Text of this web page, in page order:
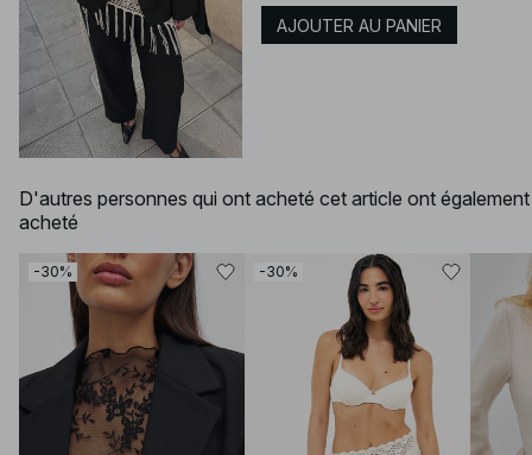
AJOUTER AU PANIER
D'autres personnes qui ont acheté cet article ont également
acheté
-30% -30%